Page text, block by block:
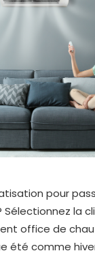
pour
Sélectionnez la
office de
été comme